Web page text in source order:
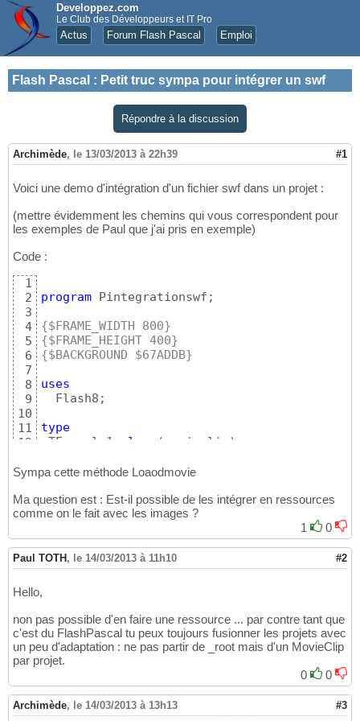
Developpez.com
Le Club des Développeurs et IT Pro
Actus Forum Flash Pascal Emploi
Flash Pascal : Petit truc sympa pour intégrer un swf
Répondre à la discussion
Archimède, le 13/03/2013 à 22h39 #1
Voici une demo d'intégration d'un fichier swf dans un projet :
(mettre évidemment les chemins qui vous correspondent pour
les exemples de Paul que j'ai pris en exemple)
Code :
1
2
3
4
5
6
7
8
9
10
11
12
14
16
17
19
20
21
22
24
25
26
27
29
30
31
program Pintegrationswf;
{$FRAME_WIDTH 800}
{$FRAME_HEIGHT 400}
{$BACKGROUND $67ADDB}
uses
  Flash8;
type
TExemple1=
class ( movieclip
)
end;
TExemple2=class(movieclip)
constructor Create;
var
exemple1: TExemple1;
Constructor
begin
Inherited Create(_Root, 'exemple1'
loadmovie
//pour que la référence
_x:=10; //on le place où on veut sur _Root
_y:=10;
_xscale:=150; //On le redimensionne...
Sympa cette méthode Loaodmovie
Ma question est : Est-il possible de les intégrer en ressources
comme on le fait avec les images ?
1
0
Paul TOTH , le 14/03/2013 à 11h10 #2
Hello,
non pas possible d'en faire une ressource ... par contre tant que
c'est du FlashPascal tu peux toujours fusionner les projets avec
un peu d'adaptation : ne pas partir de _root mais d'un MovieClip
par projet.
0
0
Archimède, le 14/03/2013 à 13h13 #3